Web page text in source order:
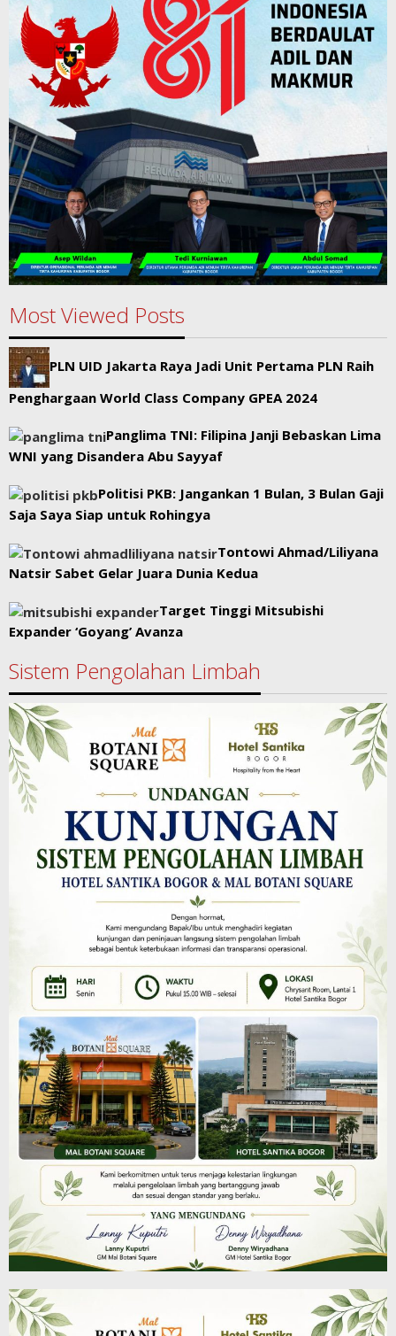
Most Viewed Posts
PLN UID Jakarta Raya Jadi Unit Pertama PLN Raih
Penghargaan World Class Company GPEA 2024
Panglima TNI: Filipina Janji Bebaskan Lima
WNI yang Disandera Abu Sayyaf
Politisi PKB: Jangankan 1 Bulan, 3 Bulan Gaji
Saja Saya Siap untuk Rohingya
Tontowi Ahmad/Liliyana
Natsir Sabet Gelar Juara Dunia Kedua
Target Tinggi Mitsubishi
Expander ‘Goyang’ Avanza
Sistem Pengolahan Limbah